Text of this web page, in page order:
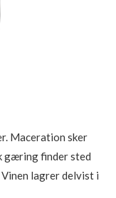
Maceration sker
gæring finder sted
Vinen lagrer delvist i